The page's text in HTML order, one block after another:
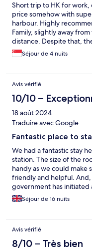
Short trip to HK for work,
price somehow with
harbour. Highly
Family, slightly away
distance. Despite that,
need to travel 😍 I hope
pricing once again, will
can offer to send the
Séjour de 4 nuits
Avis vérifié
10/10 –
18 août 2024
Traduire avec Google
Fantastic place to
We had a fantastic stay
station. The size of the
handy as we could make
friendly and helpful.
government has initiated
provided, although you
the front desk or at
Séjour de 16 nuits
Avis vérifié
8/10 – Très bien